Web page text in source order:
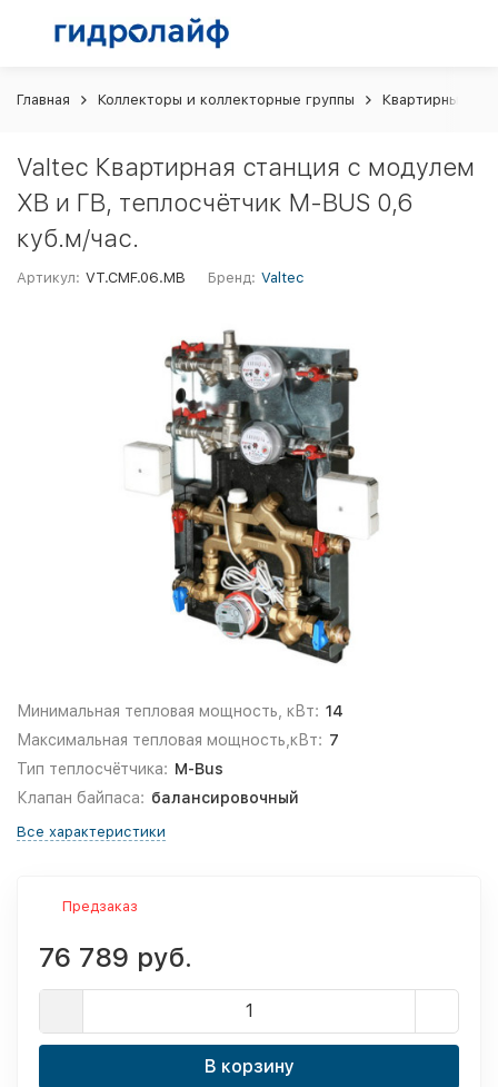
Главная Коллекторы и коллекторные группы Квартирные
Valtec Квартирная станция с модулем
ХВ и ГВ, теплосчётчик M-BUS 0,6
куб.м/час.
Артикул: VT.CMF.06.MB Бренд: Valtec
Минимальная тепловая мощность, кВт: 14
Максимальная тепловая мощность,кВт: 7
Тип теплосчётчика: M-Bus
Клапан байпаса: балансировочный
Все характеристики
Предзаказ
76 789 руб.
В корзину